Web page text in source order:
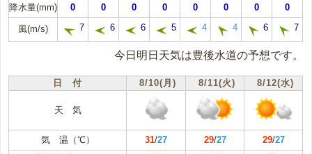
降水量(mm)
0 0 0 0 0 0 0 0
風(m/s) 7 6 6 5 4 4 6 7
今日明日天気は豊後水道の予想です。
日 付 8/10(月) 8/11(火) 8/12(水)
天 気
気 温（℃） 31/27 29/27 29/27